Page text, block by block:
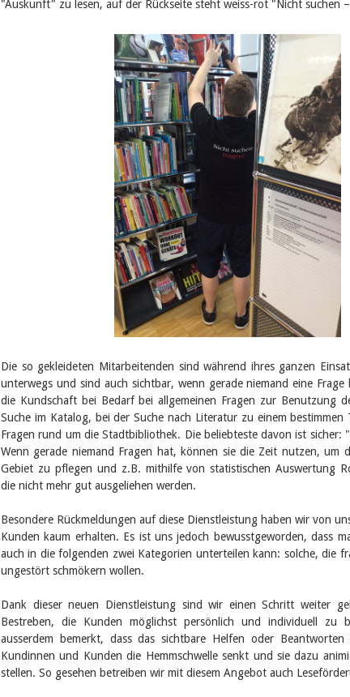
"Auskunft" zu lesen, auf der Rückseite steht weiss-rot "Nicht suchen
Die so gekleideten Mitarbeitenden sind während ihres ganzen
unterwegs und sind auch sichtbar, wenn gerade niemand eine
die Kundschaft bei Bedarf bei allgemeinen Fragen zur Benutzung
Suche im Katalog, bei der Suche nach Literatur zu einem bestimmen
Fragen rund um die Stadtbibliothek. Die beliebteste davon ist sicher:
Wenn gerade niemand Fragen hat, können sie die Zeit nutzen, um
Gebiet zu pflegen und z.B. mithilfe von statistischen Auswertung
die nicht mehr gut ausgeliehen werden.
Besondere Rückmeldungen auf diese Dienstleistung haben wir von
Kunden kaum erhalten. Es ist uns jedoch bewusstgeworden, dass
auch in die folgenden zwei Kategorien unterteilen kann: solche, die
ungestört schmökern wollen.
Dank dieser neuen Dienstleistung sind wir einen Schritt weiter
Bestreben, die Kunden möglichst persönlich und individuell zu
ausserdem bemerkt, dass das sichtbare Helfen oder
Kundinnen und Kunden die Hemmschwelle senkt und sie dazu
stellen. So gesehen betreiben wir mit diesem Angebot auch